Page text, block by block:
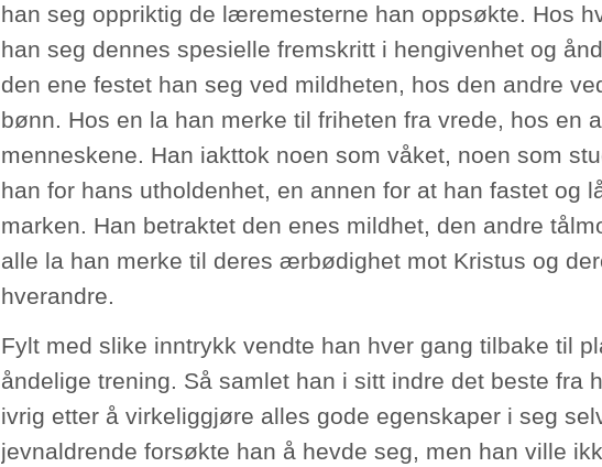
han seg oppriktig de læremesterne han oppsøkte. Hos
han seg dennes spesielle fremskritt i hengivenhet og
den ene festet han seg ved mildheten, hos den andre
bønn. Hos en la han merke til friheten fra vrede, hos en
menneskene. Han iakttok noen som våket, noen som
han for hans utholdenhet, en annen for at han fastet og
marken. Han betraktet den enes mildhet, den andre
alle la han merke til deres ærbødighet mot Kristus og
hverandre.
Fylt med slike inntrykk vendte han hver gang tilbake til
åndelige trening. Så samlet han i sitt indre det beste fra
ivrig etter å virkeliggjøre alles gode egenskaper i seg
jevnaldrende forsøkte han å hevde seg, men han ville